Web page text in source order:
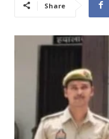
Share